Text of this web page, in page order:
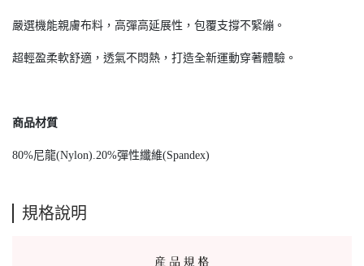
嚴選機能親膚布料，高彈高延展性，包覆支撐不緊繃。
超輕盈柔軟舒適，透氣不悶熱，打造全新運動穿著體驗。
商品材質
80%尼龍(Nylon).20%彈性纖維(Spandex)
規格說明